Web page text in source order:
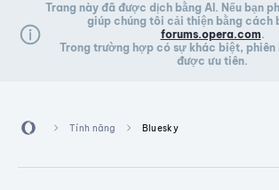
Trang này đã được dịch bằng AI. Nếu bạn
giúp chúng tôi cải thiện bằng cách
forums.opera.com.
Trong trường hợp có sự khác biệt, phiên
được ưu tiên.
Tính năng Bluesky